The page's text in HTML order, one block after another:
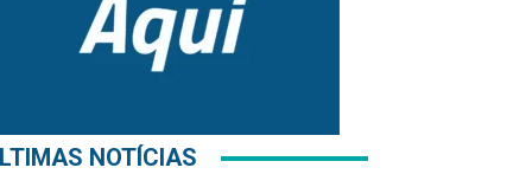
NOTÍCIAS